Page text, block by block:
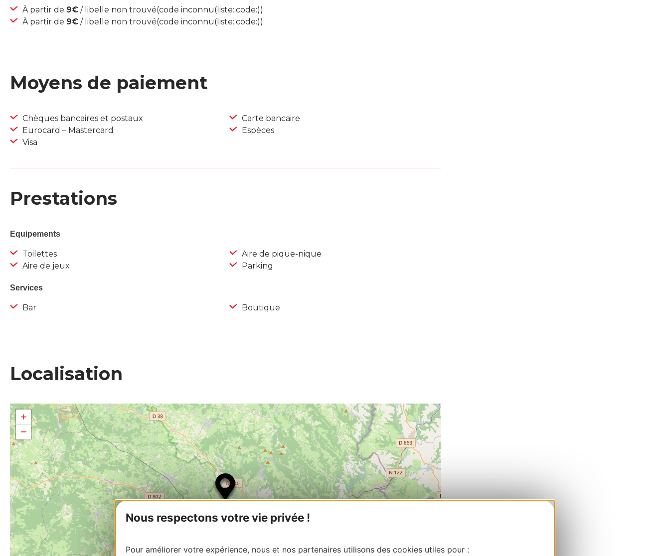
Nous respectons votre vie privée !
Pour améliorer votre expérience, nous et nos partenaires utilisons des cookies utiles pour :
À partir de 9€ / libelle non trouvé(code inconnu(liste:;code:))
À partir de 9€ / libelle non trouvé(code inconnu(liste:;code:))
Moyens de paiement
Chèques bancaires et postaux
Eurocard – Mastercard
Visa
Carte bancaire
Espèces
Prestations
Equipements
Toilettes
Aire de jeux
Aire de pique-nique
Parking
Services
Bar Boutique
Localisation
+
−